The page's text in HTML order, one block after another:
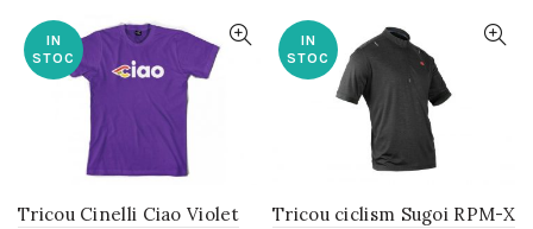
IN
STOC
Tricou Cinelli Ciao Violet
IN
STOC
Tricou ciclism Sugoi RPM-X